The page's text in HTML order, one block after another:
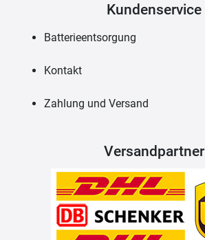
Kundenservice
Batterieentsorgung
Kontakt
Zahlung und Versand
Versandpartner